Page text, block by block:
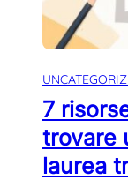
7
trovare
laurea